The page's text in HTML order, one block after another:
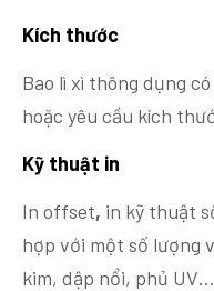
Kích thước
Bao lì xì thông dụng
hoặc yêu cầu kích
Kỹ thuật in
In offset, in kỹ thuật
hợp với một số lượng
kim, dập nổi, phủ